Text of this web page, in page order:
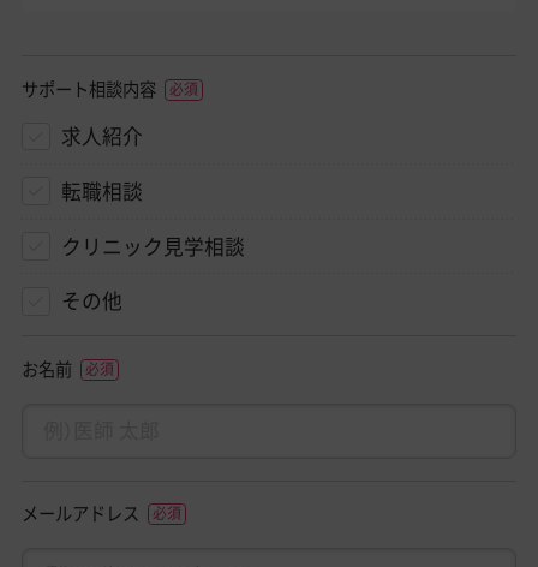
サポート相談内容
求人紹介
転職相談
クリニック見学相談
その他
お名前
メールアドレス